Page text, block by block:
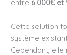
entre 6 000€ et
Cette solution
système
Cependant, elle